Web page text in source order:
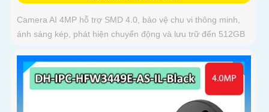
Camera AI 4MP hỗ trợ SMD 4.0, bảo vệ chu vi thông minh,
ánh sáng kép, phát hiện chuyển động và lưu trữ đến 512GB